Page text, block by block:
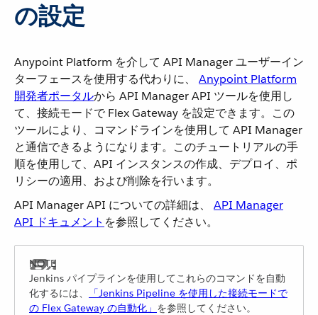
の設定
Anypoint Platform を介して API Manager ユーザーイン
ターフェースを使用する代わりに、 Anypoint Platform
開発者ポータル​から API Manager API ツールを使用し
て、接続モードで Flex Gateway を設定できます。この
ツールにより、コマンドラインを使用して API Manager
と通信できるようになります。このチュートリアルの手
順を使用して、API インスタンスの作成、デプロイ、ポ
リシーの適用、および削除を行います。
API Manager API についての詳細は、 API Manager
API ドキュメント ​を参照してください。
Jenkins パイプラインを使用してこれらのコマンドを自動
化するには、​
「Jenkins Pipeline を使用した接続モードで
の Flex Gateway の自動化」 ​を参照してください。